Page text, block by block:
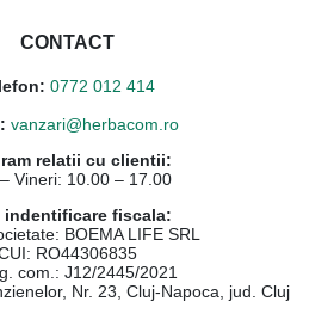
CONTACT
0772 012 414
vanzari@herbacom.ro
relatii cu clientii:
Vineri: 10.00 – 17.00
indentificare fiscala:
BOEMA LIFE SRL
RO44306835
com.: J12/2445/2021
Nr. 23, Cluj-Napoca, jud. Cluj